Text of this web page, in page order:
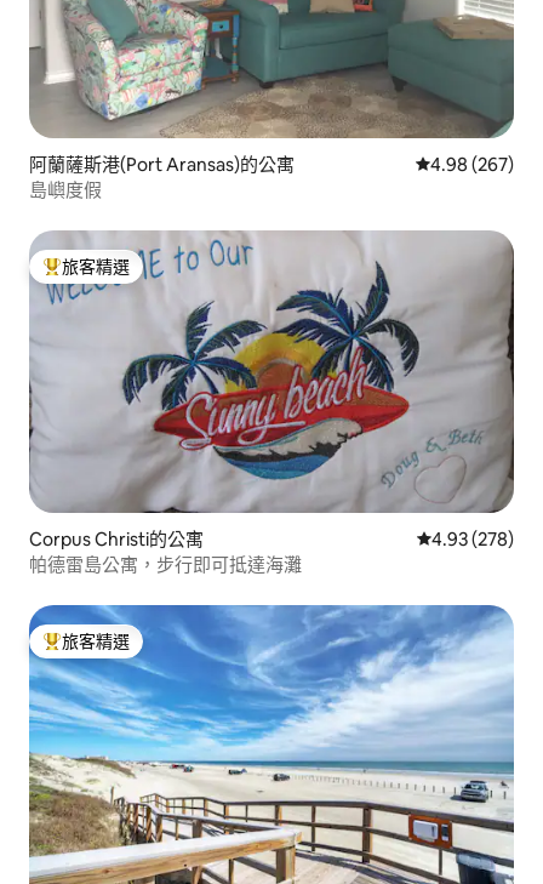
阿蘭薩斯港(Port Aransas)的公寓 從 267 則評價
4.98 (267)
島嶼度假
旅客精選榜首
旅客精選
Corpus Christi的公寓 從 278 則評價
4.93 (278)
帕德雷島公寓，步行即可抵達海灘
旅客精選榜首
旅客精選